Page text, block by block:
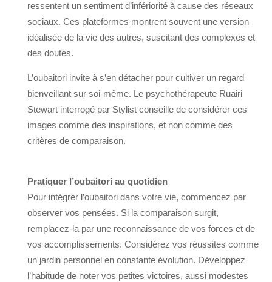
ressentent un sentiment d’infériorité à cause des réseaux
sociaux. Ces plateformes montrent souvent une version
idéalisée de la vie des autres, suscitant des complexes et
des doutes.
L’oubaitori invite à s’en détacher pour cultiver un regard
bienveillant sur soi-même. Le psychothérapeute Ruairi
Stewart interrogé par Stylist conseille de considérer ces
images comme des inspirations, et non comme des
critères de comparaison.
Pratiquer l’oubaitori au quotidien
Pour intégrer l’oubaitori dans votre vie, commencez par
observer vos pensées. Si la comparaison surgit,
remplacez-la par une reconnaissance de vos forces et de
vos accomplissements. Considérez vos réussites comme
un jardin personnel en constante évolution. Développez
l’habitude de noter vos petites victoires, aussi modestes